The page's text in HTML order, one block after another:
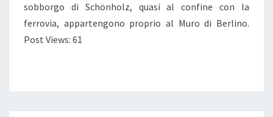
DE
BERLIN
RESTÉS
sobborgo di Schönholz, quasi al confine con la
ferrovia, appartengono proprio al Muro di Berlino.
Post Views: 61